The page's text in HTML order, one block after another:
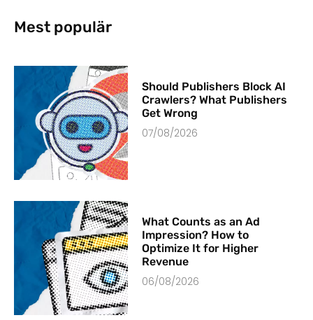
Mest populär
Should Publishers Block AI
Crawlers? What Publishers
Get Wrong
07/08/2026
What Counts as an Ad
Impression? How to
Optimize It for Higher
Revenue
06/08/2026